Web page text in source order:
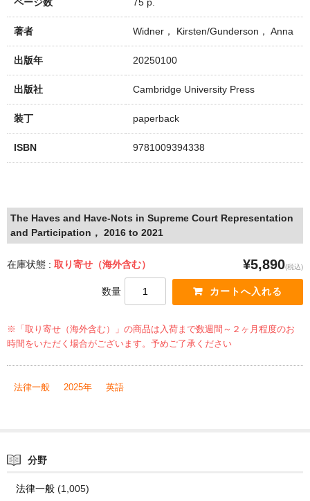
著者 Widner， Kirsten/Gunderson， Anna
出版年 20250100
出版社 Cambridge University Press
装丁 paperback
ISBN 9781009394338
The Haves and Have-Nots in Supreme Court Representation
and Participation， 2016 to 2021
在庫状態 : 取り寄せ（海外含む） ¥5,890(税込)
数量
※「取り寄せ（海外含む）」の商品は入荷まで数週間～２ヶ月程度のお
時間をいただく場合がございます。予めご了承ください
法律一般 2025年 英語
分野
法律一般(1,005)